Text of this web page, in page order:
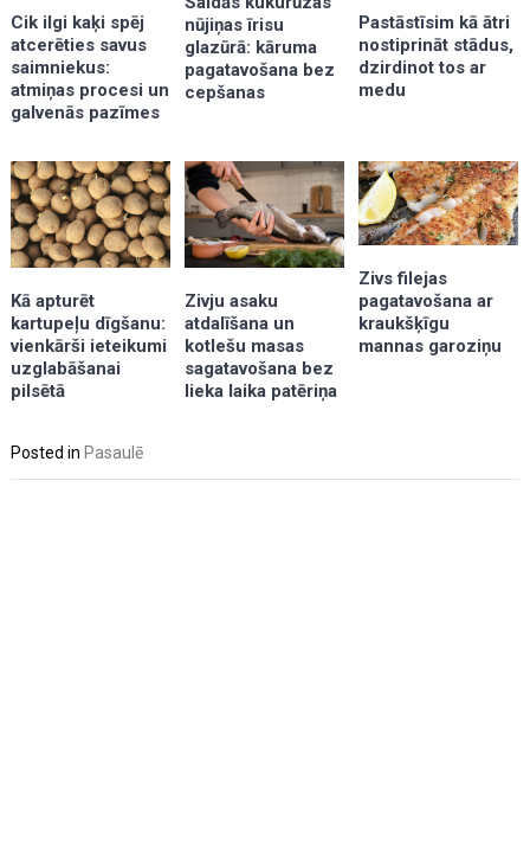
Cik ilgi kaķi spēj
atcerēties savus
saimniekus:
atmiņas procesi un
galvenās pazīmes
nūjiņas īrisu
glazūrā: kāruma
pagatavošana bez
cepšanas
Pastāstīsim kā ātri
nostiprināt stādus,
dzirdinot tos ar
medu
Kā apturēt
kartupeļu dīgšanu:
vienkārši ieteikumi
uzglabāšanai
pilsētā
Zivju asaku
atdalīšana un
kotlešu masas
sagatavošana bez
lieka laika patēriņa
Zivs filejas
pagatavošana ar
kraukšķīgu
mannas garoziņu
Posted in Pasaulē